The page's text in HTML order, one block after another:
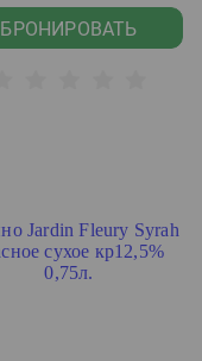
БРОНИРОВАТЬ